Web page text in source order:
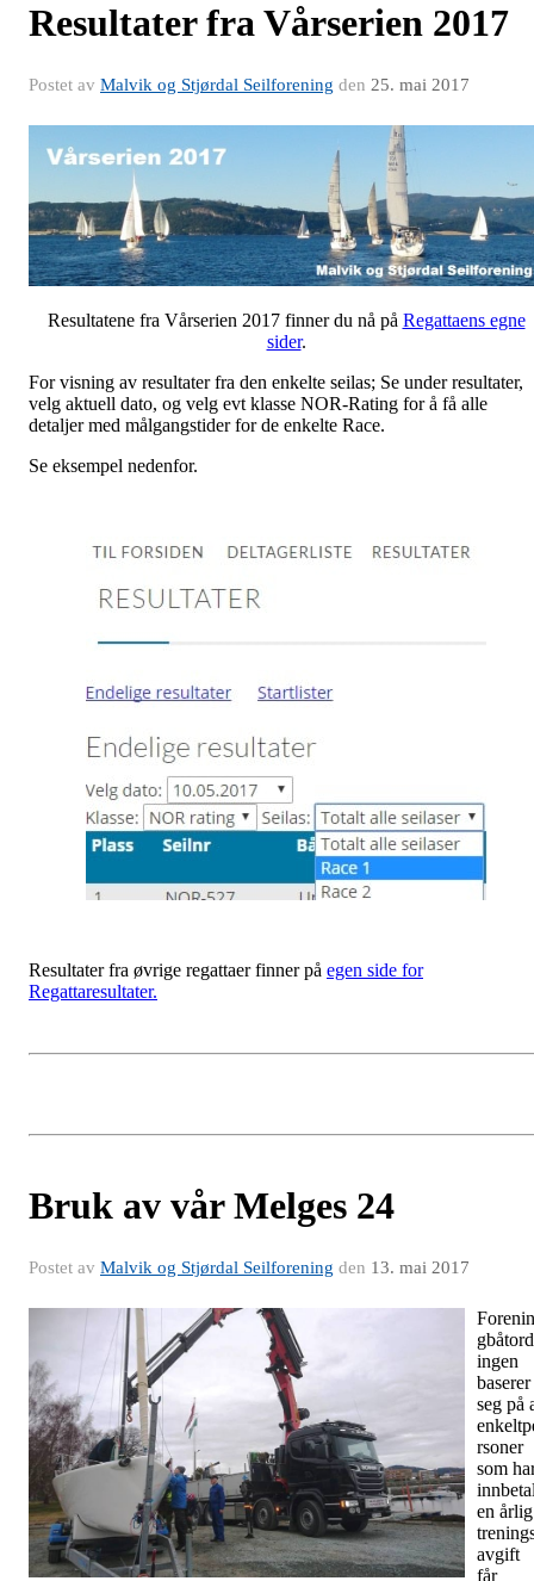
Resultater fra Vårserien 2017
Postet av Malvik og Stjørdal Seilforening den 25. mai 2017
Resultatene fra Vårserien 2017 finner du nå på Regattaens egne
sider.
For visning av resultater fra den enkelte seilas; Se under resultater,
velg aktuell dato, og velg evt klasse NOR-Rating for å få alle
detaljer med målgangstider for de enkelte Race.
Se eksempel nedenfor.
Resultater fra øvrige regattaer finner på egen side for
Regattaresultater.
Bruk av vår Melges 24
Postet av Malvik og Stjørdal Seilforening den 13. mai 2017
Forenin
ingen
baserer
seg på
rsoner
som
en årlig
avgift
får